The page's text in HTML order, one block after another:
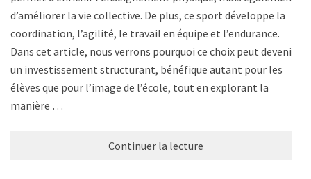
d’améliorer la vie collective. De plus, ce sport développe la
coordination, l’agilité, le travail en équipe et l’endurance.
Dans cet article, nous verrons pourquoi ce choix peut devenir
un investissement structurant, bénéfique autant pour les
élèves que pour l’image de l’école, tout en explorant la
manière …
Continuer la lecture